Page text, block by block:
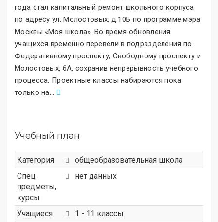
года стал капитальный ремонт школьного корпуса
по адресу ул. Молостовых, д.10Б по программе мэра
Москвы «Моя школа». Во время обновления
учащихся временно перевели в подразделения по
Федеративному проспекту, Свободному проспекту и
Молостовых, 6А, сохранив непрерывность учебного
процесса. Проектные классы набираются пока
только на...
Учебный план
Категория
общеобразовательная школа
Спец.
предметы,
курсы
нет данных
Учащиеся
1 - 11 классы